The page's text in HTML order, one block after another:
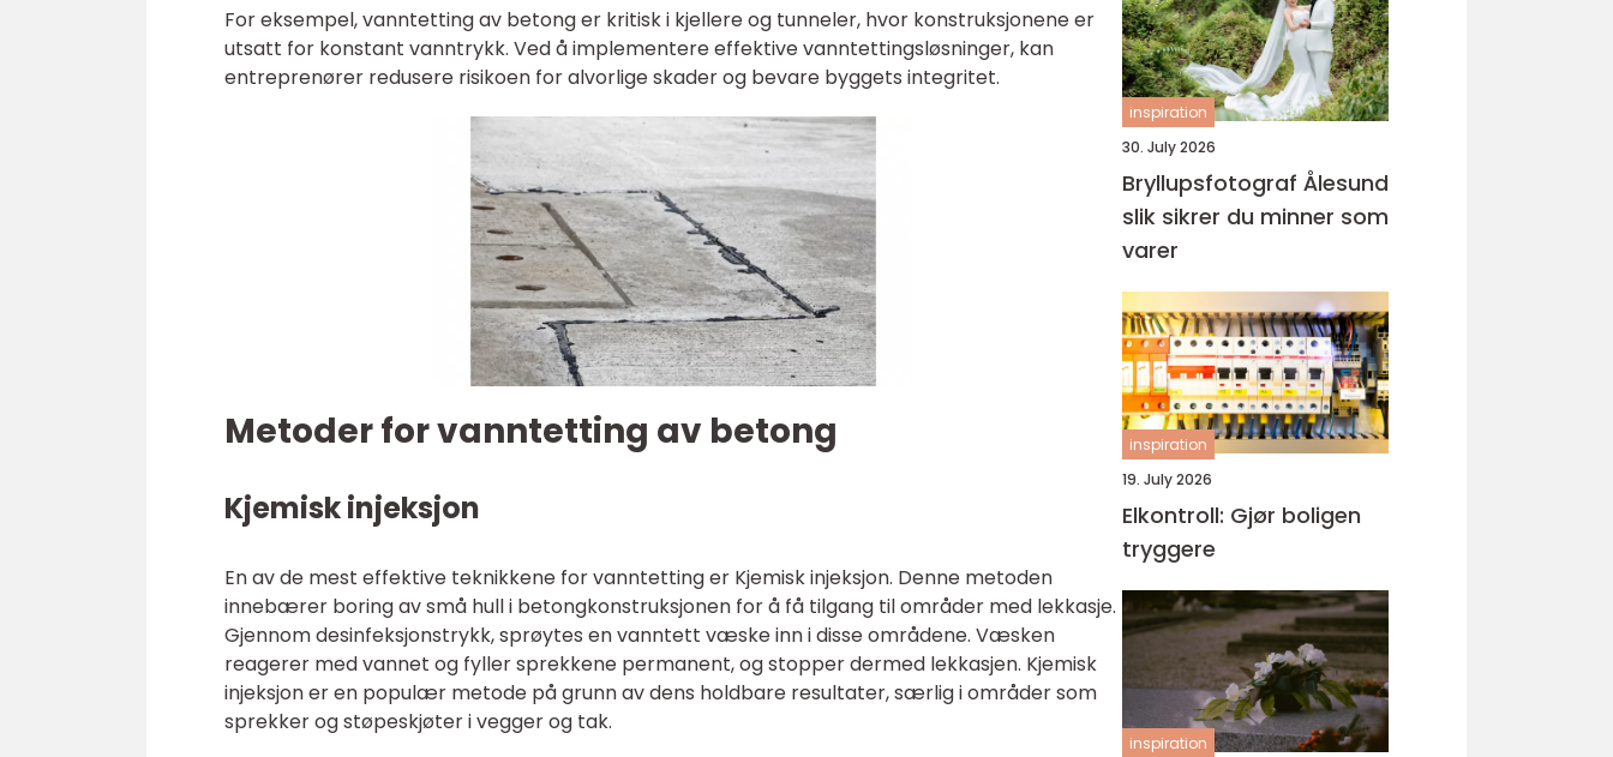
For eksempel, vanntetting av betong er kritisk i kjellere og tunneler, hvor konstruksjonene er
utsatt for konstant vanntrykk. Ved å implementere effektive vanntettingsløsninger, kan
entreprenører redusere risikoen for alvorlige skader og bevare byggets integritet.
Metoder for vanntetting av betong
Kjemisk injeksjon
En av de mest effektive teknikkene for vanntetting er Kjemisk injeksjon. Denne metoden
innebærer boring av små hull i betongkonstruksjonen for å få tilgang til områder med lekkasje.
Gjennom desinfeksjonstrykk, sprøytes en vanntett væske inn i disse områdene. Væsken
reagerer med vannet og fyller sprekkene permanent, og stopper dermed lekkasjen. Kjemisk
injeksjon er en populær metode på grunn av dens holdbare resultater, særlig i områder som
sprekker og støpeskjøter i vegger og tak.
inspiration
30. July 2026
Bryllupsfotograf Ålesund
slik sikrer du minner som
varer
inspiration
19. July 2026
Elkontroll: Gjør boligen
tryggere
inspiration